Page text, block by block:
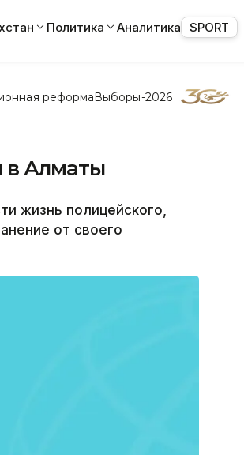
Политика Аналитика SPORT
реформаВыборы-2026
в Алматы
жизнь полицейского,
от своего